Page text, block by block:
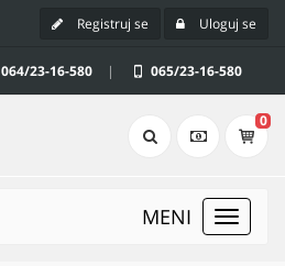
Registruj se Uloguj se
064/23-16-580 | 065/23-16-580
0
Toggle
MENI